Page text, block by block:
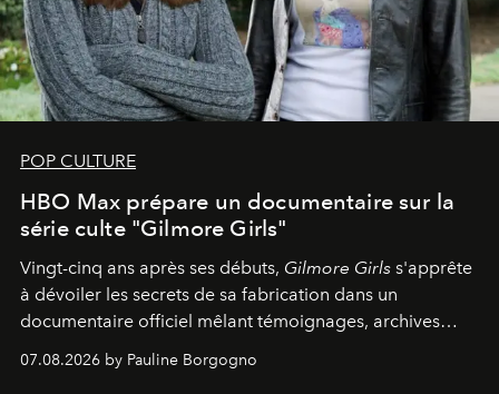
POP CULTURE
HBO Max prépare un documentaire sur la
série culte "Gilmore Girls"
Vingt-cinq ans après ses débuts, Gilmore Girls s'apprête
à dévoiler les secrets de sa fabrication dans un
documentaire officiel mêlant témoignages, archives
générationnel.
07.08.2026 by Pauline Borgogno